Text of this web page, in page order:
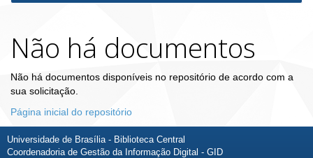
Não há documentos
Não há documentos disponíveis no repositório de acordo com a
sua solicitação.
Página inicial do repositório
Universidade de Brasília - Biblioteca Central
Coordenadoria de Gestão da Informação Digital - GID